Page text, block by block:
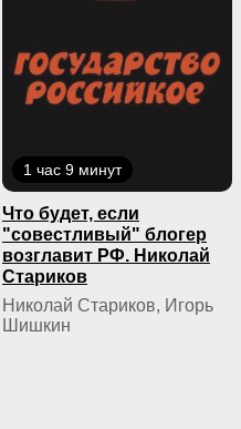
1 час 9 минут
Что будет, если
"совестливый" блогер
возглавит РФ. Николай
Стариков
Николай Стариков, Игорь
Шишкин